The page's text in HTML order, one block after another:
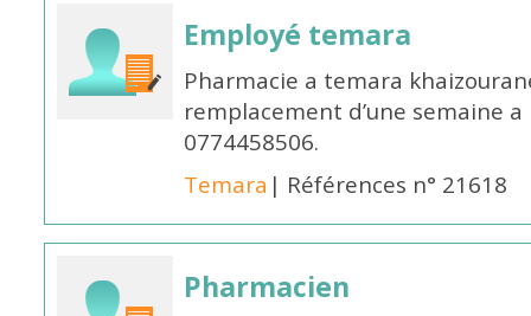
Employé temara
Pharmacie a temara
remplacement d’une semaine
0774458506.
Temara | Références n° 21618
Pharmacien